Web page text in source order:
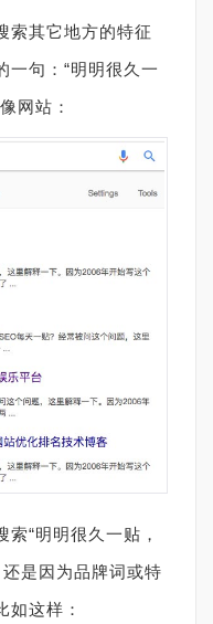
索其它地方的特征
一句：“明明很久一
网站：
“明明很久一贴，
是因为品牌词或特
如这样：